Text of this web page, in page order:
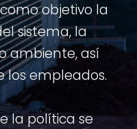
objetivo la
sistema, la
ambiente, así
los empleados.
la política se